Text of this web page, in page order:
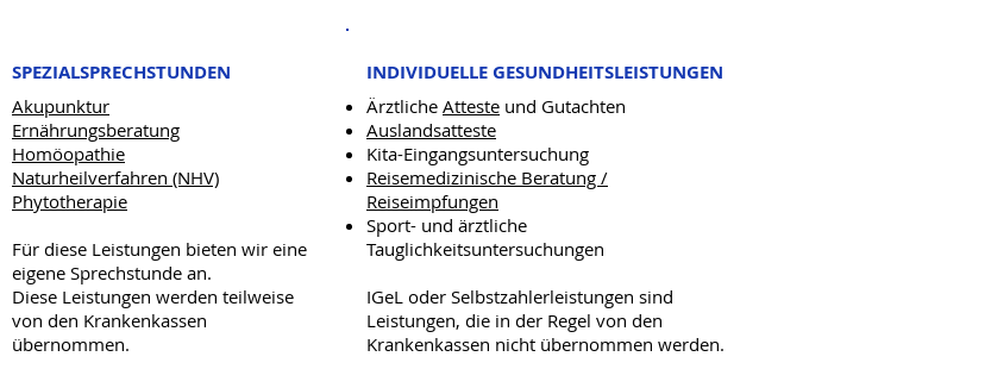
SPEZIALSPRECHSTUNDEN
Akupunktur
Ernährungsberatung
Homöopathie
Naturheilverfahren (NHV)
Phytotherapie
Für diese Leistungen bieten wir eine
eigene Sprechstunde an.
Diese Leistungen werden teilweise
von den Krankenkassen
übernommen.
INDIVIDUELLE GESUNDHEITSLEISTUNGEN
Ärztliche Atteste und Gutachten
Auslandsatteste
Kita-Eingangsuntersuchung
Reisemedizinische Beratung /
Reiseimpfungen
Sport- und ärztliche
Tauglichkeitsuntersuchungen
IGeL oder Selbstzahlerleistungen sind
Leistungen, die in der Regel von den
Krankenkassen nicht übernommen werden.